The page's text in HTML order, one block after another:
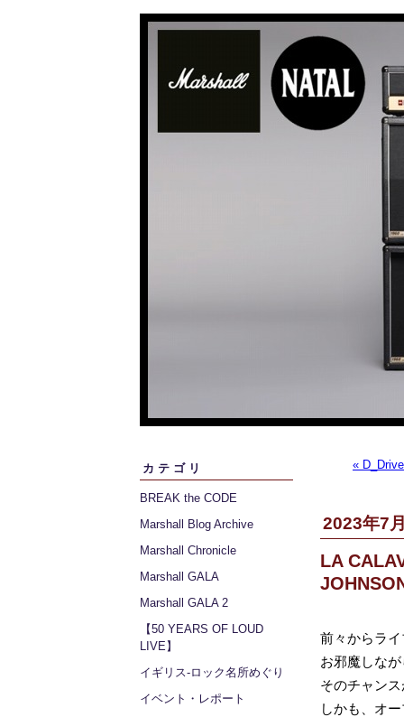
カテゴリ
BREAK the CODE
Marshall Blog Archive
Marshall Chronicle
Marshall GALA
Marshall GALA 2
【50 YEARS OF LOUD
LIVE】
イギリス‐ロック名所めぐり
イベント・レポート
«
2023年7
LA
前々からラ
お邪魔しな
そのチャン
しかも、オ